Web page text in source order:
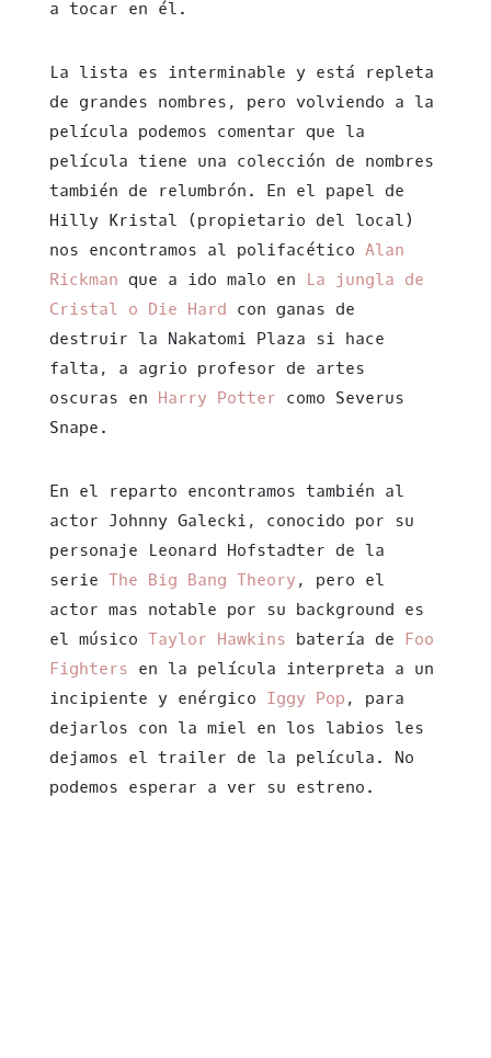
a tocar en él.
La lista es interminable y está repleta
de grandes nombres, pero volviendo a la
película podemos comentar que la
película tiene una colección de nombres
también de relumbrón. En el papel de
Hilly Kristal (propietario del local)
nos encontramos al polifacético Alan
Rickman que a ido malo en La jungla de
Cristal o Die Hard con ganas de
destruir la Nakatomi Plaza si hace
falta, a agrio profesor de artes
oscuras en Harry Potter como Severus
Snape.
En el reparto encontramos también al
actor Johnny Galecki, conocido por su
personaje Leonard Hofstadter de la
serie The Big Bang Theory , pero el
actor mas notable por su background es
el músico Taylor Hawkins batería de Foo
Fighters en la película interpreta a un
incipiente y enérgico Iggy Pop , para
dejarlos con la miel en los labios les
dejamos el trailer de la película. No
podemos esperar a ver su estreno.